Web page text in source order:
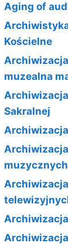
Aging of
Kościelne
muzealna
Sakralnej
muzycznych